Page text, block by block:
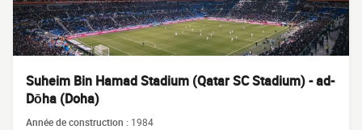
Suheim Bin Hamad Stadium (Qatar SC Stadium) - ad-
Dōha (Doha)
Année de construction : 1984